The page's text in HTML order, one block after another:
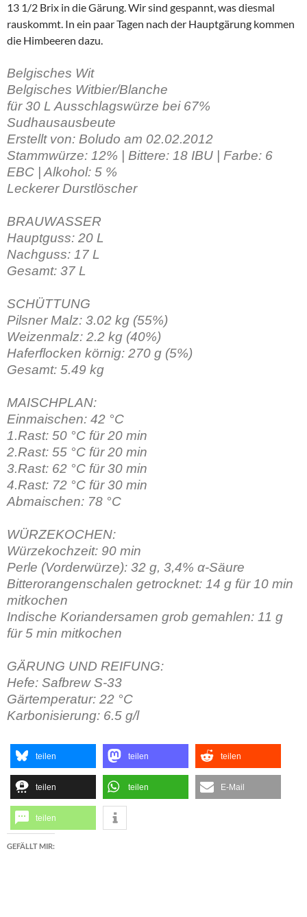
13 1/2 Brix in die Gärung. Wir sind gespannt, was diesmal
rauskommt. In ein paar Tagen nach der Hauptgärung kommen
die Himbeeren dazu.
Belgisches Wit
Belgisches Witbier/Blanche
für 30 L Ausschlagswürze bei 67%
Sudhausausbeute
Erstellt von: Boludo am 02.02.2012
Stammwürze: 12% | Bittere: 18 IBU | Farbe: 6
EBC | Alkohol: 5 %
Leckerer Durstlöscher
BRAUWASSER
Hauptguss: 20 L
Nachguss: 17 L
Gesamt: 37 L
SCHÜTTUNG
Pilsner Malz: 3.02 kg (55%)
Weizenmalz: 2.2 kg (40%)
Haferflocken körnig: 270 g (5%)
Gesamt: 5.49 kg
MAISCHPLAN:
Einmaischen: 42 °C
1.Rast: 50 °C für 20 min
2.Rast: 55 °C für 20 min
3.Rast: 62 °C für 30 min
4.Rast: 72 °C für 30 min
Abmaischen: 78 °C
WÜRZEKOCHEN:
Würzekochzeit: 90 min
Perle (Vorderwürze): 32 g, 3,4% α-Säure
Bitterorangenschalen getrocknet: 14 g für 10 min
mitkochen
Indische Koriandersamen grob gemahlen: 11 g
für 5 min mitkochen
GÄRUNG UND REIFUNG:
Hefe: Safbrew S-33
Gärtemperatur: 22 °C
Karbonisierung: 6.5 g/l
teilen teilen teilen
teilen teilen E-Mail
teilen
GEFÄLLT MIR: